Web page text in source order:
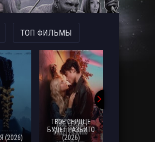
ТОП ФИЛЬМЫ
(2026)
ТВОЕ СЕРДЦЕ
БУДЕТ РАЗБИТО
(2026)